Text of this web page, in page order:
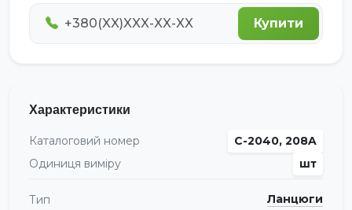
Купити
Характеристики
Каталоговий номер
C-2040, 208A
Одиниця виміру
шт
Тип Ланцюги